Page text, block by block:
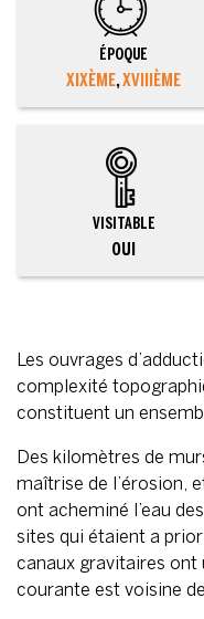
ÉPOQUE
XIXÈME,XVIIIÈME
VISITABLE
OUI
Les ouvrages
complexité
constituent un
Des kilomètres de
maîtrise de l’érosion,
ont acheminé l’eau
sites qui étaient a
canaux gravitaires
courante est voisine